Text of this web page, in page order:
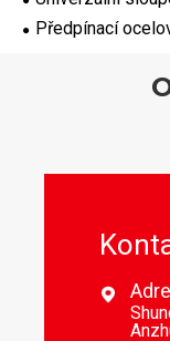
Předpínací
